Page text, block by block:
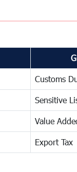
Customs
Sensitive
Value
Export Tax